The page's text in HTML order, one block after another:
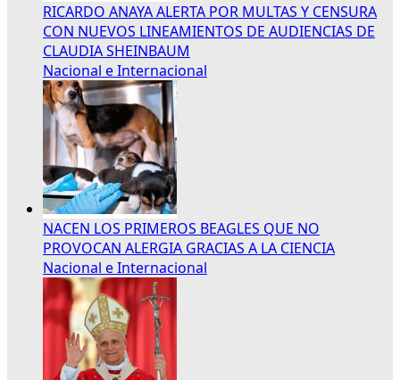
RICARDO ANAYA ALERTA POR MULTAS Y CENSURA
CON NUEVOS LINEAMIENTOS DE AUDIENCIAS DE
CLAUDIA SHEINBAUM
Nacional e Internacional
NACEN LOS PRIMEROS BEAGLES QUE NO
PROVOCAN ALERGIA GRACIAS A LA CIENCIA
Nacional e Internacional